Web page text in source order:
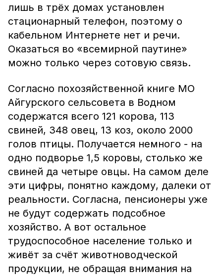
лишь в трёх домах установлен
стационарный телефон, поэтому о
кабельном Интернете нет и речи.
Оказаться во «всемирной паутине»
можно только через сотовую связь.
Согласно похозяйственной книге МО
Айгурского сельсовета в Водном
содержатся всего 121 корова, 113
свиней, 348 овец, 13 коз, около 2000
голов птицы. Получается немного - на
одно подворье 1,5 коровы, столько же
свиней да четыре овцы. На самом деле
эти цифры, понятно каждому, далеки от
реальности. Согласна, пенсионеры уже
не будут содержать подсобное
хозяйство. А вот остальное
трудоспособное население только и
живёт за счёт животноводческой
продукции, не обращая внимания на